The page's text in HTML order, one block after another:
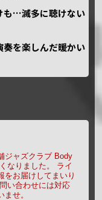
も…滅多に聴けない
奏を楽しんだ暖かい
ジャズクラブ Body
なりました。
ライ
をお届けしてまいり
い合わせには対応
せ。